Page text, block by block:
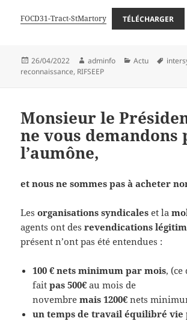
FOCD31-Tract-StMartory TÉLÉCHARGER
Publié
le
26/04/2022 Auteur
adminfo Catégories
Actu
Mots-
reconnaissance, RIFSEEP
Monsieur le
ne vous demandons
l’aumône,
et nous ne sommes pas à acheter
Lesorganisations syndicales et la
agents ont desrevendications
présent n’ont pas été entendues :
100 € nets minimum par mois,
faitpas 500€ au mois de
novembremais 1200€ nets
un temps de travail équilibré vie